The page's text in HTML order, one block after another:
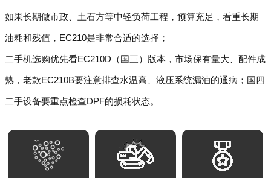
如果长期做市政、土石方等中轻负荷工程，预算充足，看重长期
油耗和残值，EC210是非常合适的选择；
二手机选购优先看EC210D（国三）版本，市场保有量大、配件成
熟，老款EC210B要注意排查水温高、液压系统漏油的通病；国四
二手设备要重点检查DPF的损耗状态。